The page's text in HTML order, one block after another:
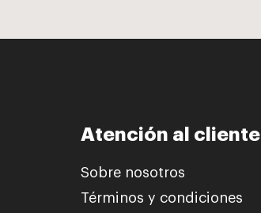
Atención al cliente
Sobre nosotros
Términos y condiciones